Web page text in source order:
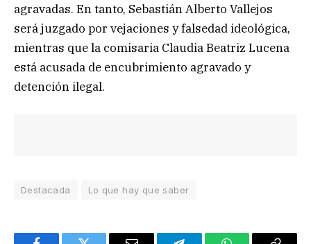
agravadas. En tanto, Sebastián Alberto Vallejos
será juzgado por vejaciones y falsedad ideológica,
mientras que la comisaria Claudia Beatriz Lucena
está acusada de encubrimiento agravado y
detención ilegal.
Destacada Lo que hay que saber